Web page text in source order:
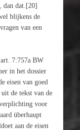
dan dat.[20]
blijkens de
van een
7:757a BW
in het dossier
eisen van goed
de tekst van de
voor
überhaupt
aan de eisen